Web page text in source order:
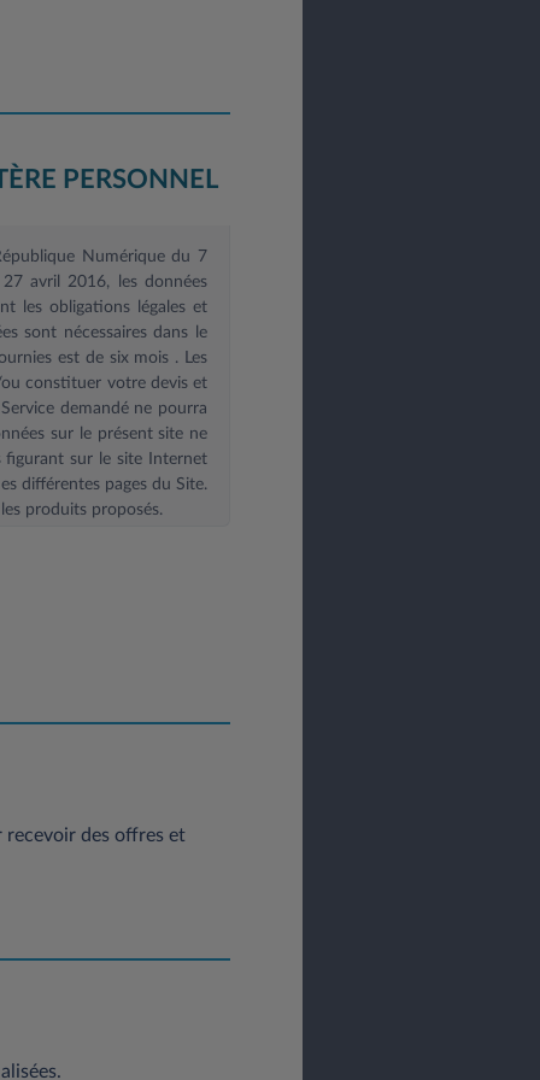
PERSONNEL
Numérique du 7
avril 2016, les données
les obligations légales et
sont nécessaires dans le
est de six mois . Les
ou constituer votre devis et
demandé ne pourra
sur le présent site ne
figurant sur le site Internet
différentes pages du Site.
produits proposés.
recevoir des offres et